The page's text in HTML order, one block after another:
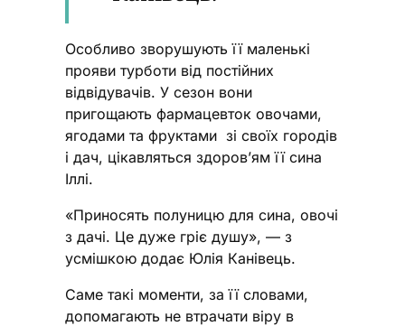
Особливо зворушують її маленькі
прояви турботи від постійних
відвідувачів. У сезон вони
пригощають фармацевток овочами,
ягодами та фруктами зі своїх городів
і дач, цікавляться здоров’ям її сина
Іллі.
«Приносять полуницю для сина, овочі
з дачі. Це дуже гріє душу», — з
усмішкою додає Юлія Канівець.
Саме такі моменти, за її словами,
допомагають не втрачати віру в